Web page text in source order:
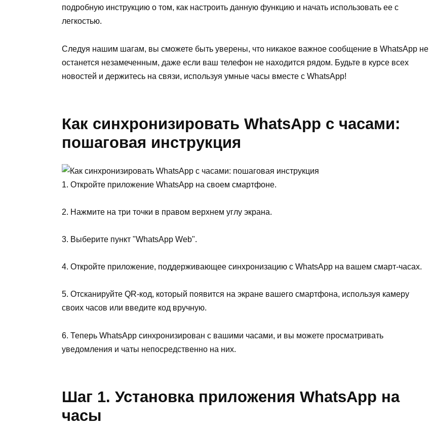
подробную инструкцию о том, как настроить данную функцию и начать использовать ее с
легкостью.
Следуя нашим шагам, вы сможете быть уверены, что никакое важное сообщение в WhatsApp не
останется незамеченным, даже если ваш телефон не находится рядом. Будьте в курсе всех
новостей и держитесь на связи, используя умные часы вместе с WhatsApp!
Как синхронизировать WhatsApp с часами:
пошаговая инструкция
1. Откройте приложение WhatsApp на своем смартфоне.
2. Нажмите на три точки в правом верхнем углу экрана.
3. Выберите пункт "WhatsApp Web".
4. Откройте приложение, поддерживающее синхронизацию с WhatsApp на вашем смарт-часах.
5. Отсканируйте QR-код, который появится на экране вашего смартфона, используя камеру
своих часов или введите код вручную.
6. Теперь WhatsApp синхронизирован с вашими часами, и вы можете просматривать
уведомления и чаты непосредственно на них.
Шаг 1. Установка приложения WhatsApp на
часы